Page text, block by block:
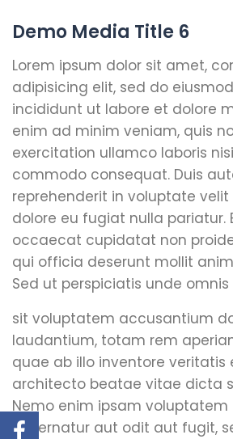
Demo Media Title 6
Lorem ipsum dolor sit amet,
adipisicing elit, sed do
incididunt ut labore et dolore
enim ad minim veniam, quis
exercitation ullamco laboris
commodo consequat. Duis
reprehenderit in voluptate velit
dolore eu fugiat nulla pariatur.
occaecat cupidatat non
qui officia deserunt mollit
Sed ut perspiciatis unde
sit voluptatem accusantium
laudantium, totam rem
quae ab illo inventore veritatis
architecto beatae vitae dicta
Nemo enim ipsam
aspernatur aut odit aut fugit,